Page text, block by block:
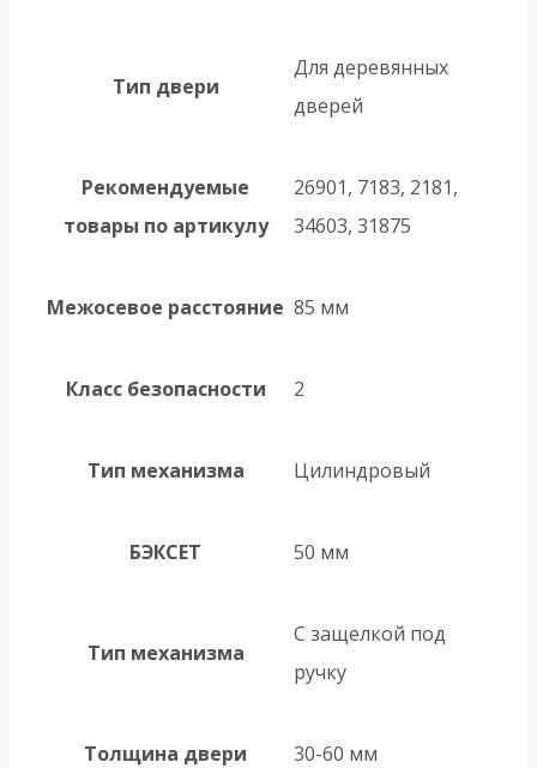
Тип двери
Для деревянных
дверей
Рекомендуемые
товары по артикулу
26901, 7183, 2181,
34603, 31875
Межосевое расстояние 85 мм
Класс безопасности 2
Тип механизма Цилиндровый
БЭКСЕТ 50 мм
Тип механизма
С защелкой под
ручку
Толщина двери 30-60 мм